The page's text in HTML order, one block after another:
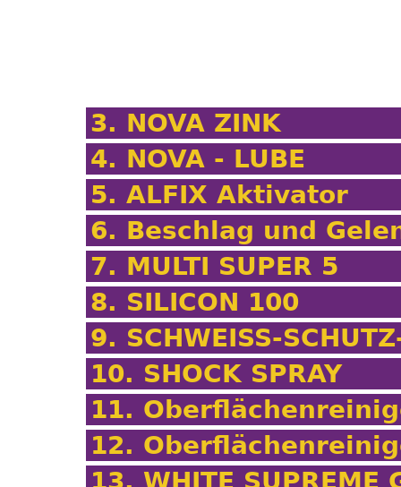
3. NOVA ZINK
4. NOVA - LUBE
5. ALFIX Aktivator
6. Beschlag und
7. MULTI SUPER 5
8. SILICON 100
9. SCHWEISS-
10. SHOCK SPRAY
11.
12.